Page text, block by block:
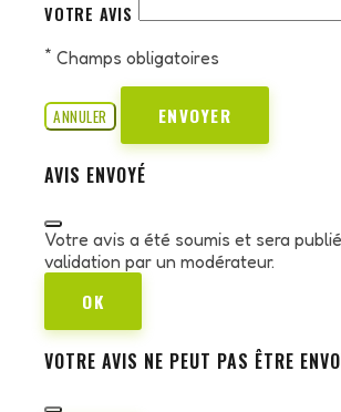
VOTRE AVIS
* Champs obligatoires
ANNULER ENVOYER
AVIS ENVOYÉ
Votre avis a été soumis et sera
validation par un modérateur.
OK
VOTRE AVIS NE PEUT PAS ÊTRE